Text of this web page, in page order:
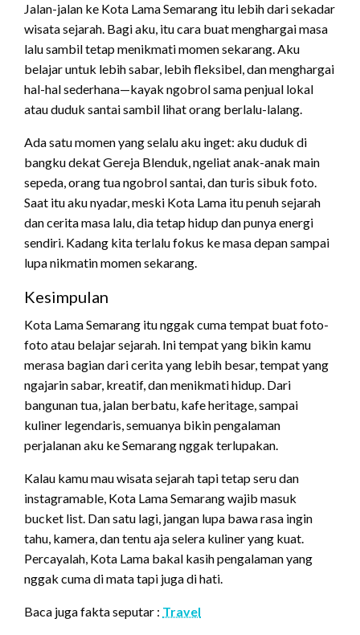
Jalan-jalan ke Kota Lama Semarang itu lebih dari sekadar
wisata sejarah. Bagi aku, itu cara buat menghargai masa
lalu sambil tetap menikmati momen sekarang. Aku
belajar untuk lebih sabar, lebih fleksibel, dan menghargai
hal-hal sederhana—kayak ngobrol sama penjual lokal
atau duduk santai sambil lihat orang berlalu-lalang.
Ada satu momen yang selalu aku inget: aku duduk di
bangku dekat Gereja Blenduk, ngeliat anak-anak main
sepeda, orang tua ngobrol santai, dan turis sibuk foto.
Saat itu aku nyadar, meski Kota Lama itu penuh sejarah
dan cerita masa lalu, dia tetap hidup dan punya energi
sendiri. Kadang kita terlalu fokus ke masa depan sampai
lupa nikmatin momen sekarang.
Kesimpulan
Kota Lama Semarang itu nggak cuma tempat buat foto-
foto atau belajar sejarah. Ini tempat yang bikin kamu
merasa bagian dari cerita yang lebih besar, tempat yang
ngajarin sabar, kreatif, dan menikmati hidup. Dari
bangunan tua, jalan berbatu, kafe heritage, sampai
kuliner legendaris, semuanya bikin pengalaman
perjalanan aku ke Semarang nggak terlupakan.
Kalau kamu mau wisata sejarah tapi tetap seru dan
instagramable, Kota Lama Semarang wajib masuk
bucket list. Dan satu lagi, jangan lupa bawa rasa ingin
tahu, kamera, dan tentu aja selera kuliner yang kuat.
Percayalah, Kota Lama bakal kasih pengalaman yang
nggak cuma di mata tapi juga di hati.
Baca juga fakta seputar : Travel